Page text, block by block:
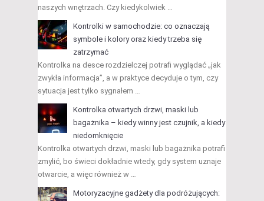
naszych wnętrzach. Czy kiedykolwiek …
Kontrolki w samochodzie: co oznaczają
symbole i kolory oraz kiedy trzeba się
zatrzymać
Kontrolka na desce rozdzielczej potrafi wyglądać „jak
zwykła informacja”, a w praktyce decyduje o tym, czy
sytuacja jest tylko sygnałem …
Kontrolka otwartych drzwi, maski lub
bagażnika – kiedy winny jest czujnik, a kiedy
niedomknięcie
Kontrolka otwartych drzwi, maski lub bagażnika potrafi
zmylić, bo świeci dokładnie wtedy, gdy system uznaje
otwarcie, a więc również w …
Motoryzacyjne gadżety dla podróżujących: